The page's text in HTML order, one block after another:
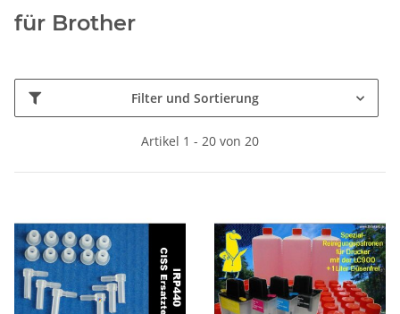
für Brother
Filter und Sortierung
Artikel 1 - 20 von 20